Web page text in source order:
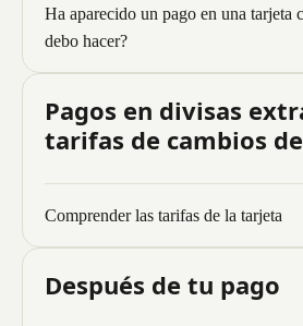
Ha aparecido un pago en una tarjeta
debo hacer?
Pagos en divisas
tarifas de cambios
Comprender las tarifas de la tarjeta
Después de tu pago